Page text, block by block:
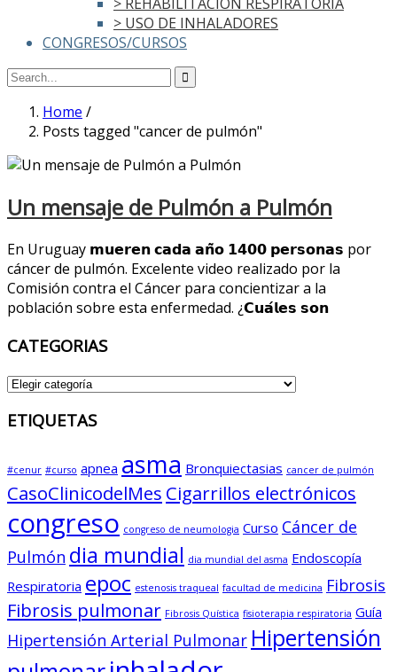
> REHABILITACIÓN RESPIRATORIA
> USO DE INHALADORES
CONGRESOS/CURSOS
Home /
Posts tagged "cancer de pulmón"
Un mensaje de Pulmón a Pulmón
En Uruguay 𝗺𝘂𝗲𝗿𝗲𝗻 𝗰𝗮𝗱𝗮 𝗮𝗻̃𝗼 𝟭𝟰𝟬𝟬 𝗽𝗲𝗿𝘀𝗼𝗻𝗮𝘀 por
cáncer de pulmón. Excelente video realizado por la
Comisión contra el Cáncer para concientizar a la
población sobre esta enfermedad. ¿𝗖𝘂𝗮́𝗹𝗲𝘀 𝘀𝗼𝗻
CATEGORIAS
CATEGORIAS
ETIQUETAS
#cenur #curso apnea asma Bronquiectasias cancer de pulmón
CasoClinicodelMes Cigarrillos electrónicos
congreso congreso de neumologia Curso Cáncer de
Pulmón dia mundial dia mundial del asma Endoscopía
Respiratoria epoc estenosis traqueal facultad de medicina Fibrosis
Fibrosis pulmonar Fibrosis Quística fisioterapia respiratoria Guía
Hipertensión Arterial Pulmonar Hipertensión